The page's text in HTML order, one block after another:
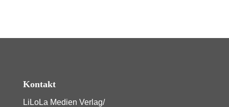
Kontakt
LiLoLa Medien Verlag/